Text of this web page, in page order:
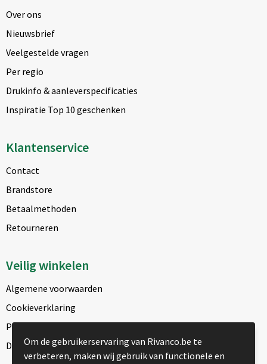
Over ons
Nieuwsbrief
Veelgestelde vragen
Per regio
Drukinfo & aanleverspecificaties
Inspiratie Top 10 geschenken
Klantenservice
Contact
Brandstore
Betaalmethoden
Retourneren
Veilig winkelen
Algemene voorwaarden
Cookieverklaring
Privacyverklaring
Disclaimer
Om de gebruikerservaring van Rivanco.be te
verbeteren, maken wij gebruik van functionele en